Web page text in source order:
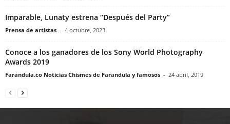
Imparable, Lunaty estrena “Después del Party”
Prensa de artistas - 4 octubre, 2023
Conoce a los ganadores de los Sony World Photography
Awards 2019
Farandula.co Noticias Chismes de Farandula y famosos - 24 abril, 2019